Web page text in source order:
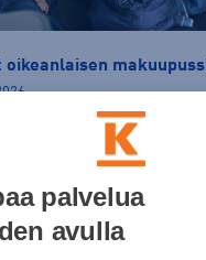
oikeanlaisen
valinnassa tulee
mahdolliset
palvelua
avulla